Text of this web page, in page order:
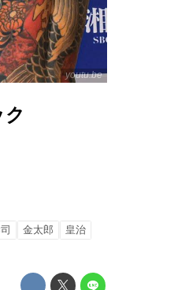
youtu.be
金太郎
皇治